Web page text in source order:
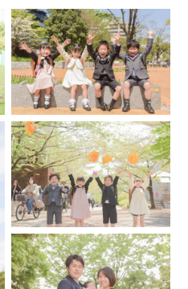
、僕は焚き火のように永遠と
真を撮りたいと思っていま
かけてあります。5年後、10年
っと照らすように。
ご縁の一つ一つを大切に、非
楽しい時間になっている事と
有させて頂き、僕にとって
忘れられない時間に出来るよ
せて頂きます。
時間の重みや大切さ、そして